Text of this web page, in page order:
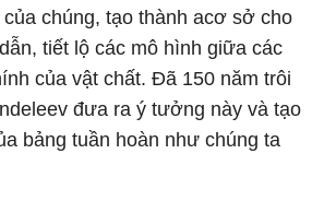
chúng, tạo thành acơ sở cho
tiết lộ các mô hình giữa các
của vật chất. Đã 150 năm trôi
đưa ra ý tưởng này và tạo
bảng tuần hoàn như chúng ta